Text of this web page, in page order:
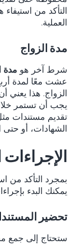
التأكد من
العملية.
مدة الزواج
شرط آخر هو مدة
عشت معًا لمدة
الزواج. هذا يعني
يجب أن تستمر
تقديم مستندات
الشهادات، أو حتى
الإجراءات
بمجرد التأكد من
يمكنك البدء
تحضير
ستحتاج إلى جمع